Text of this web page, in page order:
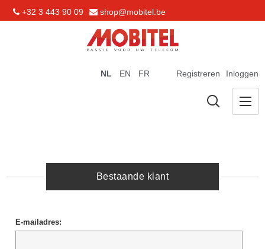
+32 3 443 90 09 shop@mobitel.be
Registreren Inloggen
NL EN FR
Bestaande klant
E-mailadres: